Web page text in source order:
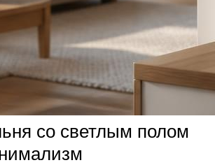
со светлым полом